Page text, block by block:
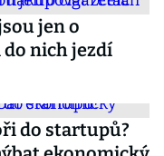
jen o
do nich jezdí
do startupů?